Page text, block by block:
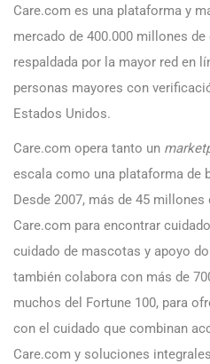
Care.com es una plataforma y
mercado de 400.000 millones
respaldada por la mayor red en
personas mayores con
Estados Unidos.
Care.com opera tanto un
escala como una plataforma de
Desde 2007, más de 45
Care.com para encontrar
cuidado de mascotas y apoyo
también colabora con más de
muchos del Fortune 100, para
con el cuidado que combinan
Care.com y soluciones